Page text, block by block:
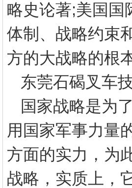
略史论著;美国国
体制、战略约束
方的大战略的根
东莞石碣叉车
国家战略是为
用国家军事力量
方面的实力，为
战略，实质上，